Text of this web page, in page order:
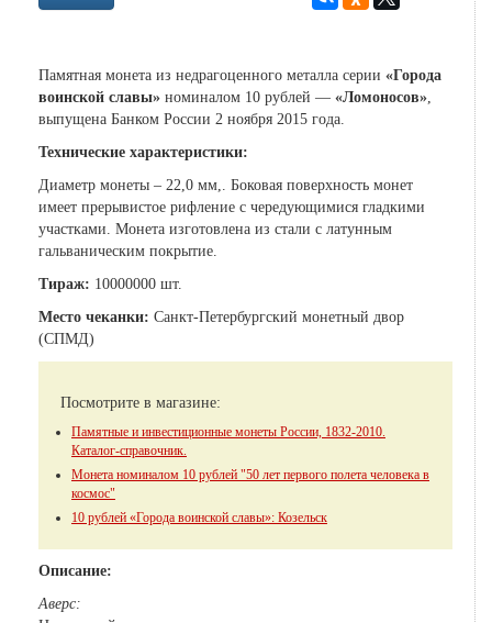
Памятная монета из недрагоценного металла серии «Города
воинской славы» номиналом 10 рублей — «Ломоносов»
выпущена Банком России 2 ноября 2015 года.
Технические характеристики:
Диаметр монеты – 22,0 мм,. Боковая поверхность монет
имеет прерывистое рифление с чередующимися гладкими
участками. Монета изготовлена из стали с латунным
гальваническим покрытие.
Тираж: 10000000 шт.
Место чеканки: Санкт-Петербургский монетный двор
(СПМД)
Посмотрите в магазине:
Памятные и инвестиционные монеты России, 1832-2010.
Каталог-справочник.
Монета номиналом 10 рублей "50 лет первого полета человека в
космос"
10 рублей «Города воинской славы»: Козельск
Описание:
Аверс: